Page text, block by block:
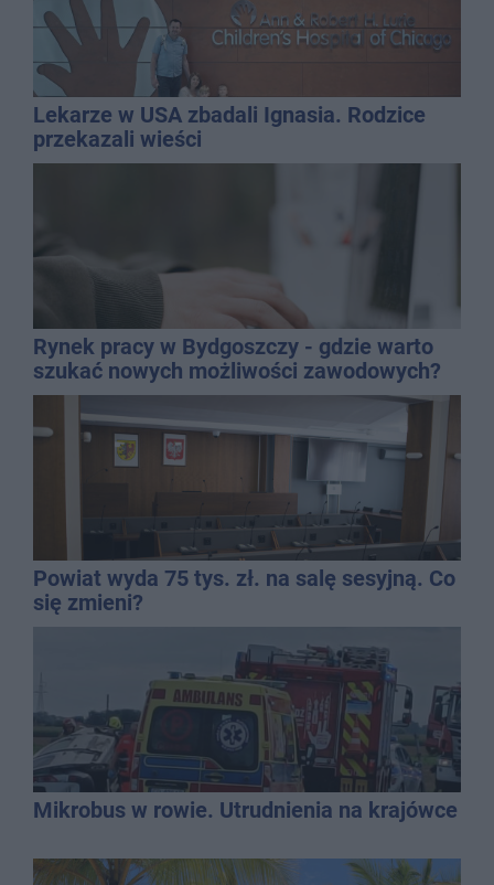
Lekarze w USA zbadali Ignasia. Rodzice
przekazali wieści
Rynek pracy w Bydgoszczy - gdzie warto
szukać nowych możliwości zawodowych?
Powiat wyda 75 tys. zł. na salę sesyjną. Co
się zmieni?
Mikrobus w rowie. Utrudnienia na krajówce